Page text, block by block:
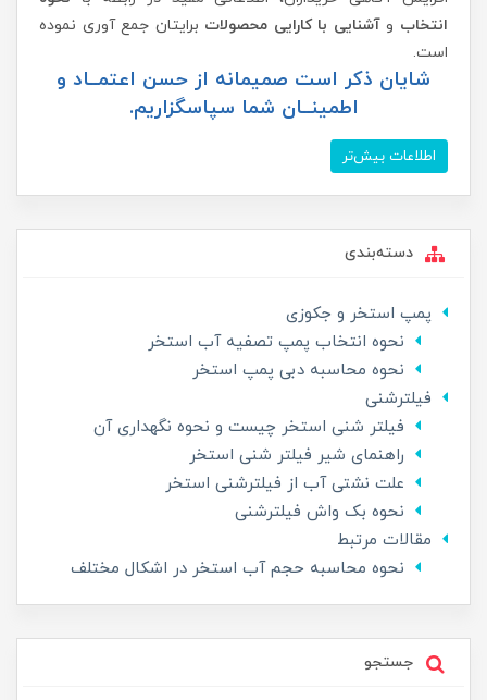
انتخاب وآشنایی با کارایی محصولات برایتان جمع آوری نموده
است.
شایان ذکر است صمیمانه از حسن اعتمــاد و
اطمینــان شما سپاسگزاریم.
اطلاعات بیش‌تر
دسته‌بندی
پمپ استخر و جکوزی
نحوه انتخاب پمپ تصفیه آب استخر
نحوه محاسبه دبی پمپ استخر
فیلترشنی
فیلتر شنی استخر چیست و نحوه نگهداری آن
راهنمای شیر فیلتر شنی استخر
علت نشتی آب از فیلترشنی استخر
نحوه بک واش فیلترشنی
مقالات مرتبط
نحوه محاسبه حجم آب استخر در اشکال مختلف
جستجو